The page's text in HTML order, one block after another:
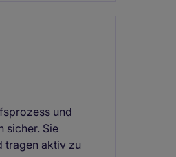
und
sicher. Sie
tragen aktiv zu